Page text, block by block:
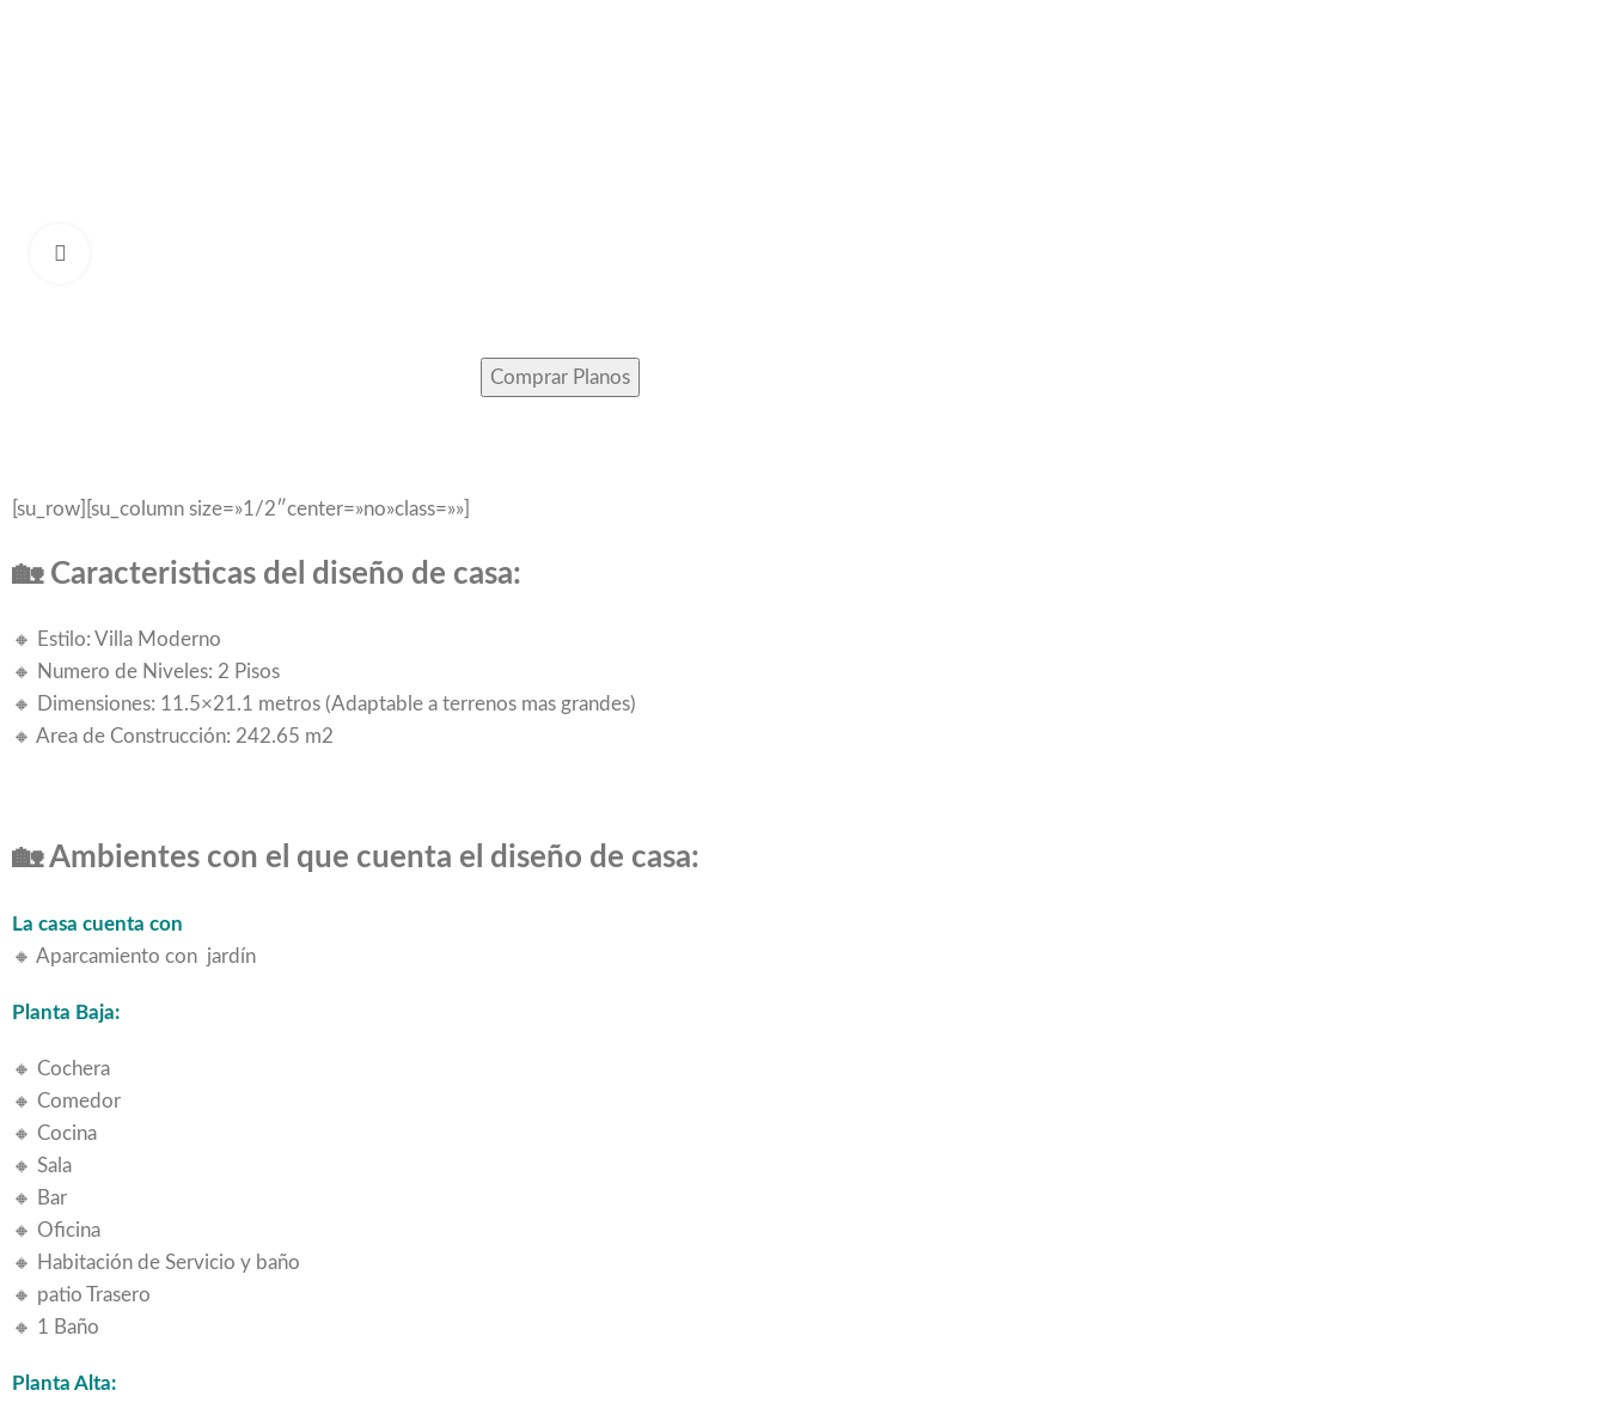
Comprar Planos
[su_row][su_column size=»1/2″center=»no»class=»»]
🏡 Caracteristicas del diseño de casa:
🔸 Estilo: Villa Moderno
🔸 Numero de Niveles: 2 Pisos
🔸 Dimensiones: 11.5×21.1 metros (Adaptable a terrenos mas grandes)
🔸 Area de Construcción: 242.65 m2
🏡 Ambientes con el que cuenta el diseño de casa:
La casa cuenta con
🔸 Aparcamiento con jardín
Planta Baja:
🔸 Cochera
🔸 Comedor
🔸 Cocina
🔸 Sala
🔸 Bar
🔸 Oficina
🔸 Habitación de Servicio y baño
🔸 patio Trasero
🔸 1 Baño
Planta Alta: